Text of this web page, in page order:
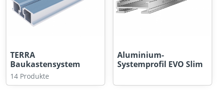
TERRA
Baukastensystem
14 Produkte
Aluminium-
Systemprofil EVO Slim